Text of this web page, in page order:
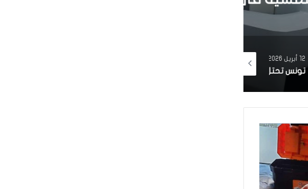
تونس تحتل المرتبة الاولى افريقيا من حيث عدد النساء المطورات للبرمجيات